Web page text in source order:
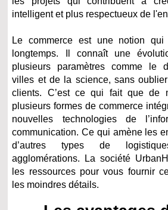
intelligent et plus respectueux de
Le commerce est une notion
longtemps. Il connaît une
plusieurs paramètres comme le
villes et de la science, sans
clients. C’est ce qui fait que de
plusieurs formes de commerce
nouvelles technologies de
communication. Ce qui amène les
d’autres types de
agglomérations. La société
les ressources pour vous fournir
les moindres détails.